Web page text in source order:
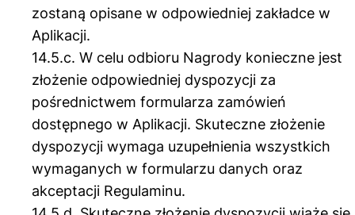
zostaną opisane w odpowiedniej zakładce w
Aplikacji.
14.5.c. W celu odbioru Nagrody konieczne jest
złożenie odpowiedniej dyspozycji za
pośrednictwem formularza zamówień
dostępnego w Aplikacji. Skuteczne złożenie
dyspozycji wymaga uzupełnienia wszystkich
wymaganych w formularzu danych oraz
akceptacji Regulaminu.